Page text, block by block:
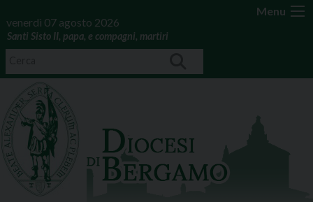
Menu
venerdì 07 agosto 2026
Santi Sisto II, papa, e compagni, martiri